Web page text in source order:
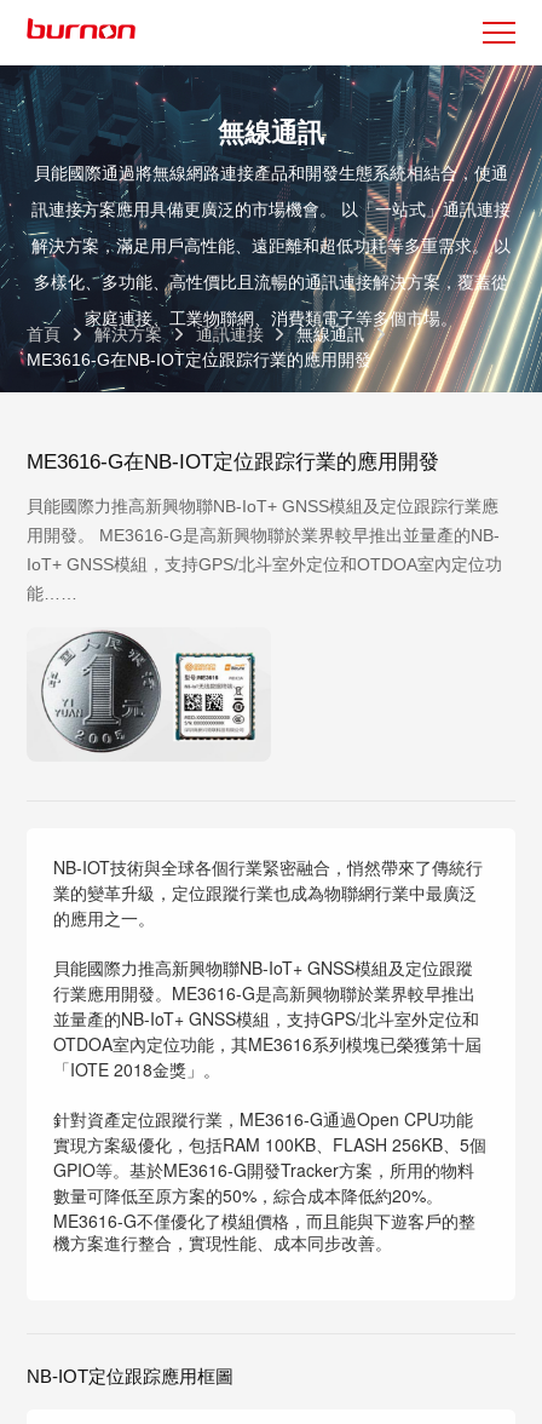
無線通訊
貝能國際通過將無線網路連接產品和開發生態系統相結合，使通
訊連接方案應用具備更廣泛的市場機會。 以「一站式」通訊連接
解決方案，滿足用戶高性能、遠距離和超低功耗等多重需求。 以
多樣化、多功能、高性價比且流暢的通訊連接解決方案，覆蓋從
家庭連接、工業物聯網、消費類電子等多個市場。
首頁 解決方案 通訊連接
無線通訊
ME3616-G在NB-IOT定位跟踪行業的應用開發
ME3616-G在NB-IOT定位跟踪行業的應用開發
貝能國際力推高新興物聯NB-IoT+ GNSS模組及定位跟踪行業應
用開發。 ME3616-G是高新興物聯於業界較早推出並量產的NB-
IoT+ GNSS模組，支持GPS/北斗室外定位和OTDOA室內定位功
能……
NB-IOT技術與全球各個行業緊密融合，悄然帶來了傳統行
業的變革升級，定位跟蹤行業也成為物聯網行業中最廣泛
的應用之一。
貝能國際力推高新興物聯NB-IoT+ GNSS模組及定位跟蹤
行業應用開發。ME3616-G是高新興物聯於業界較早推出
並量產的NB-IoT+ GNSS模組，支持GPS/北斗室外定位和
OTDOA室內定位功能，其ME3616系列模塊已榮獲第十屆
「IOTE 2018金獎」。
針對資產定位跟蹤行業， ME3616-G通過Open CPU功能
實現方案級優化，包括RAM 100KB FLASH 256KB 5個
GPIO等。基於ME3616-G 開發Tracker方案，所用的物料
數量可降低至原方案的50% ，綜合成本降低約20%。
ME3616-G不僅優化了模組價格，而且能與下遊客戶的整
機方案進行整合，實現性能、成本同步改善。
NB-IOT定位跟踪應用框圖